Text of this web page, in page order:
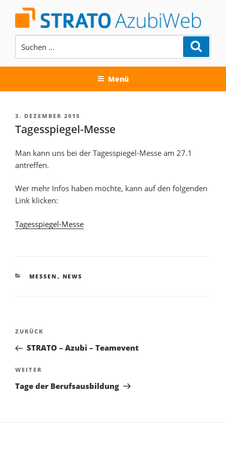
Inhalt
springen
nach:
AUSBILDUNG BEI DER STRATO
Menü
VERÖFFENTLICHT
AM
3. DEZEMBER 2015
Tagesspiegel-Messe
Man kann uns bei der Tagesspiegel-Messe am 27.1
antreffen.
Wer mehr Infos haben möchte, kann auf den folgenden
Link klicken:
Tagesspiegel-Messe
KATEGORIEN
MESSEN , NEWS
Beitragsnavigation
Vorheriger
Beitrag
ZURÜCK
STRATO – Azubi – Teamevent
Nächster
Beitrag
WEITER
Tage der Berufsausbildung